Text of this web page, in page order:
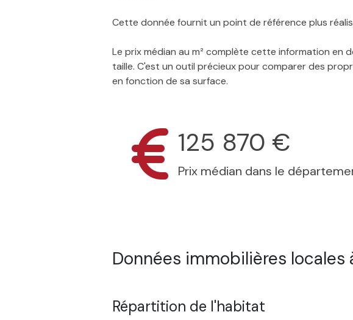
Cette donnée fournit un point de référence plus
Le prix médian au m² complète cette information en
taille. C'est un outil précieux pour comparer des
en fonction de sa surface.
125 870 €
Prix médian dans le
Données immobilières locales
Répartition de l'habitat